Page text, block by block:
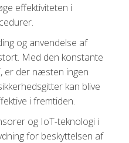
effektiviteten i
og anvendelse af
Med den konstante
er der næsten ingen
kan blive
i fremtiden.
og IoT-teknologi i
for beskyttelsen af